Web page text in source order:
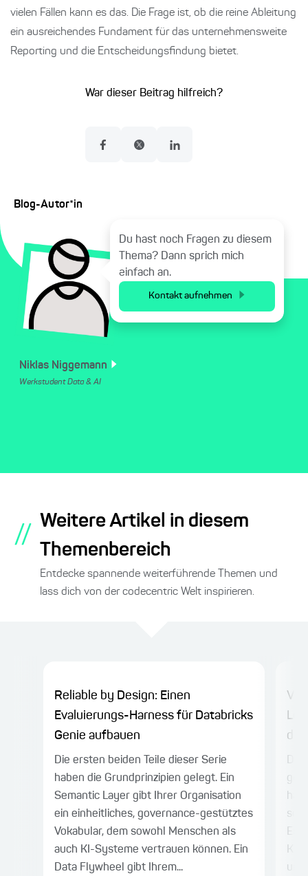
vielen Fällen kann es das. Die Frage ist, ob die reine Ableitung
ein ausreichendes Fundament für das unternehmensweite
Reporting und die Entscheidungsfindung bietet.
War dieser Beitrag hilfreich?
Blog-Autor*in
Niklas Niggemann
Werkstudent Data & AI
Du hast noch Fragen zu diesem
Thema? Dann sprich mich
einfach an.
Kontakt aufnehmen
//
Weitere Artikel in diesem
Themenbereich
Entdecke spannende weiterführende Themen und
lass dich von der codecentric Welt inspirieren.
Reliable by Design: Einen
Evaluierungs-Harness für Databricks
Genie aufbauen
Die ersten beiden Teile dieser Serie
haben die Grundprinzipien gelegt. Ein
Semantic Layer gibt Ihrer Organisation
ein einheitliches, governance-gestütztes
Vokabular, dem sowohl Menschen als
auch KI-Systeme vertrauen können. Ein
Data Flywheel gibt Ihrem...
Die
und